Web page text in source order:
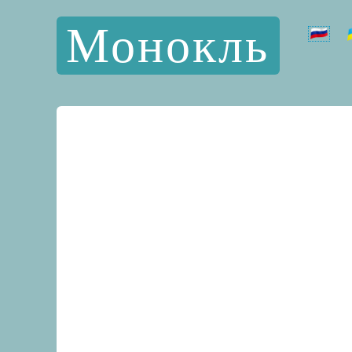
Монокль